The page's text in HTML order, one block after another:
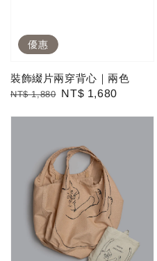
優惠
裝飾綴片兩穿背心｜兩色
Regular
NT$ 1,880 Sale
NT$ 1,680